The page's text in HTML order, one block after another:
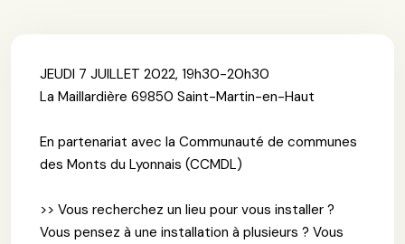
JEUDI 7 JUILLET 2022, 19h30-20h30
La Maillardière 69850 Saint-Martin-en-Haut
En partenariat avec la Communauté de communes
des Monts du Lyonnais (CCMDL)
>> Vous recherchez un lieu pour vous installer ?
Vous pensez à une installation à plusieurs ? Vous